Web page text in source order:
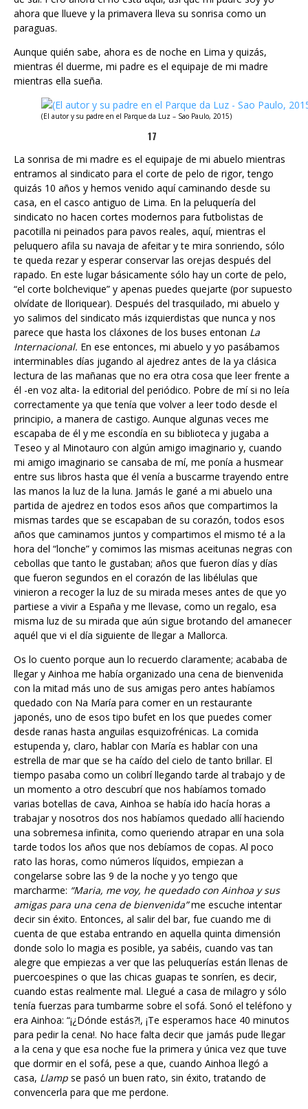
ahora que llueve y la primavera lleva su sonrisa como un
paraguas.
Aunque quién sabe, ahora es de noche en Lima y quizás,
mientras él duerme, mi padre es el equipaje de mi madre
mientras ella sueña.
(El autor y su padre en el Parque da Luz – Sao Paulo, 2015)
17
La sonrisa de mi madre es el equipaje de mi abuelo mientras
entramos al sindicato para el corte de pelo de rigor, tengo
quizás 10 años y hemos venido aquí caminando desde su
casa, en el casco antiguo de Lima. En la peluquería del
sindicato no hacen cortes modernos para futbolistas de
pacotilla ni peinados para pavos reales, aquí, mientras el
peluquero afila su navaja de afeitar y te mira sonriendo, sólo
te queda rezar y esperar conservar las orejas después del
rapado. En este lugar básicamente sólo hay un corte de pelo,
“el corte bolchevique” y apenas puedes quejarte (por supuesto
olvídate de lloriquear). Después del trasquilado, mi abuelo y
yo salimos del sindicato más izquierdistas que nunca y nos
parece que hasta los cláxones de los buses entonan La
Internacional. En ese entonces, mi abuelo y yo pasábamos
interminables días jugando al ajedrez antes de la ya clásica
lectura de las mañanas que no era otra cosa que leer frente a
él -en voz alta- la editorial del periódico. Pobre de mí si no leía
correctamente ya que tenía que volver a leer todo desde el
principio, a manera de castigo. Aunque algunas veces me
escapaba de él y me escondía en su biblioteca y jugaba a
Teseo y al Minotauro con algún amigo imaginario y, cuando
mi amigo imaginario se cansaba de mí, me ponía a husmear
entre sus libros hasta que él venía a buscarme trayendo entre
las manos la luz de la luna. Jamás le gané a mi abuelo una
partida de ajedrez en todos esos años que compartimos la
mismas tardes que se escapaban de su corazón, todos esos
años que caminamos juntos y compartimos el mismo té a la
hora del “lonche” y comimos las mismas aceitunas negras con
cebollas que tanto le gustaban; años que fueron días y días
que fueron segundos en el corazón de las libélulas que
vinieron a recoger la luz de su mirada meses antes de que yo
partiese a vivir a España y me llevase, como un regalo, esa
misma luz de su mirada que aún sigue brotando del amanecer
aquél que vi el día siguiente de llegar a Mallorca.
Os lo cuento porque aun lo recuerdo claramente; acababa de
llegar y Ainhoa me había organizado una cena de bienvenida
con la mitad más uno de sus amigas pero antes habíamos
quedado con Na María para comer en un restaurante
japonés, uno de esos tipo bufet en los que puedes comer
desde ranas hasta anguilas esquizofrénicas. La comida
estupenda y, claro, hablar con María es hablar con una
estrella de mar que se ha caído del cielo de tanto brillar. El
tiempo pasaba como un colibrí llegando tarde al trabajo y de
un momento a otro descubrí que nos habíamos tomado
varias botellas de cava, Ainhoa se había ido hacía horas a
trabajar y nosotros dos nos habíamos quedado allí haciendo
una sobremesa infinita, como queriendo atrapar en una sola
tarde todos los años que nos debíamos de copas. Al poco
rato las horas, como números líquidos, empiezan a
congelarse sobre las 9 de la noche y yo tengo que
marcharme: “Maria, me voy, he quedado con Ainhoa y sus
amigas para una cena de bienvenida”me escuche intentar
decir sin éxito. Entonces, al salir del bar, fue cuando me di
cuenta de que estaba entrando en aquella quinta dimensión
donde solo lo magia es posible, ya sabéis, cuando vas tan
alegre que empiezas a ver que las peluquerías están llenas de
puercoespines o que las chicas guapas te sonríen, es decir,
cuando estas realmente mal. Llegué a casa de milagro y sólo
tenía fuerzas para tumbarme sobre el sofá. Sonó el teléfono y
era Ainhoa: “¡¿Dónde estás?!, ¡Te esperamos hace 40 minutos
para pedir la cena!. No hace falta decir que jamás pude llegar
a la cena y que esa noche fue la primera y única vez que tuve
que dormir en el sofá, pese a que, cuando Ainhoa llegó a
casa, Llamp se pasó un buen rato, sin éxito, tratando de
convencerla para que me perdone.